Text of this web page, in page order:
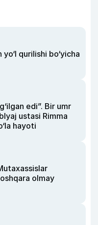
qurilishi bo‘yicha
edi”. Bir umr
ustasi Rimma
hayoti
olmay